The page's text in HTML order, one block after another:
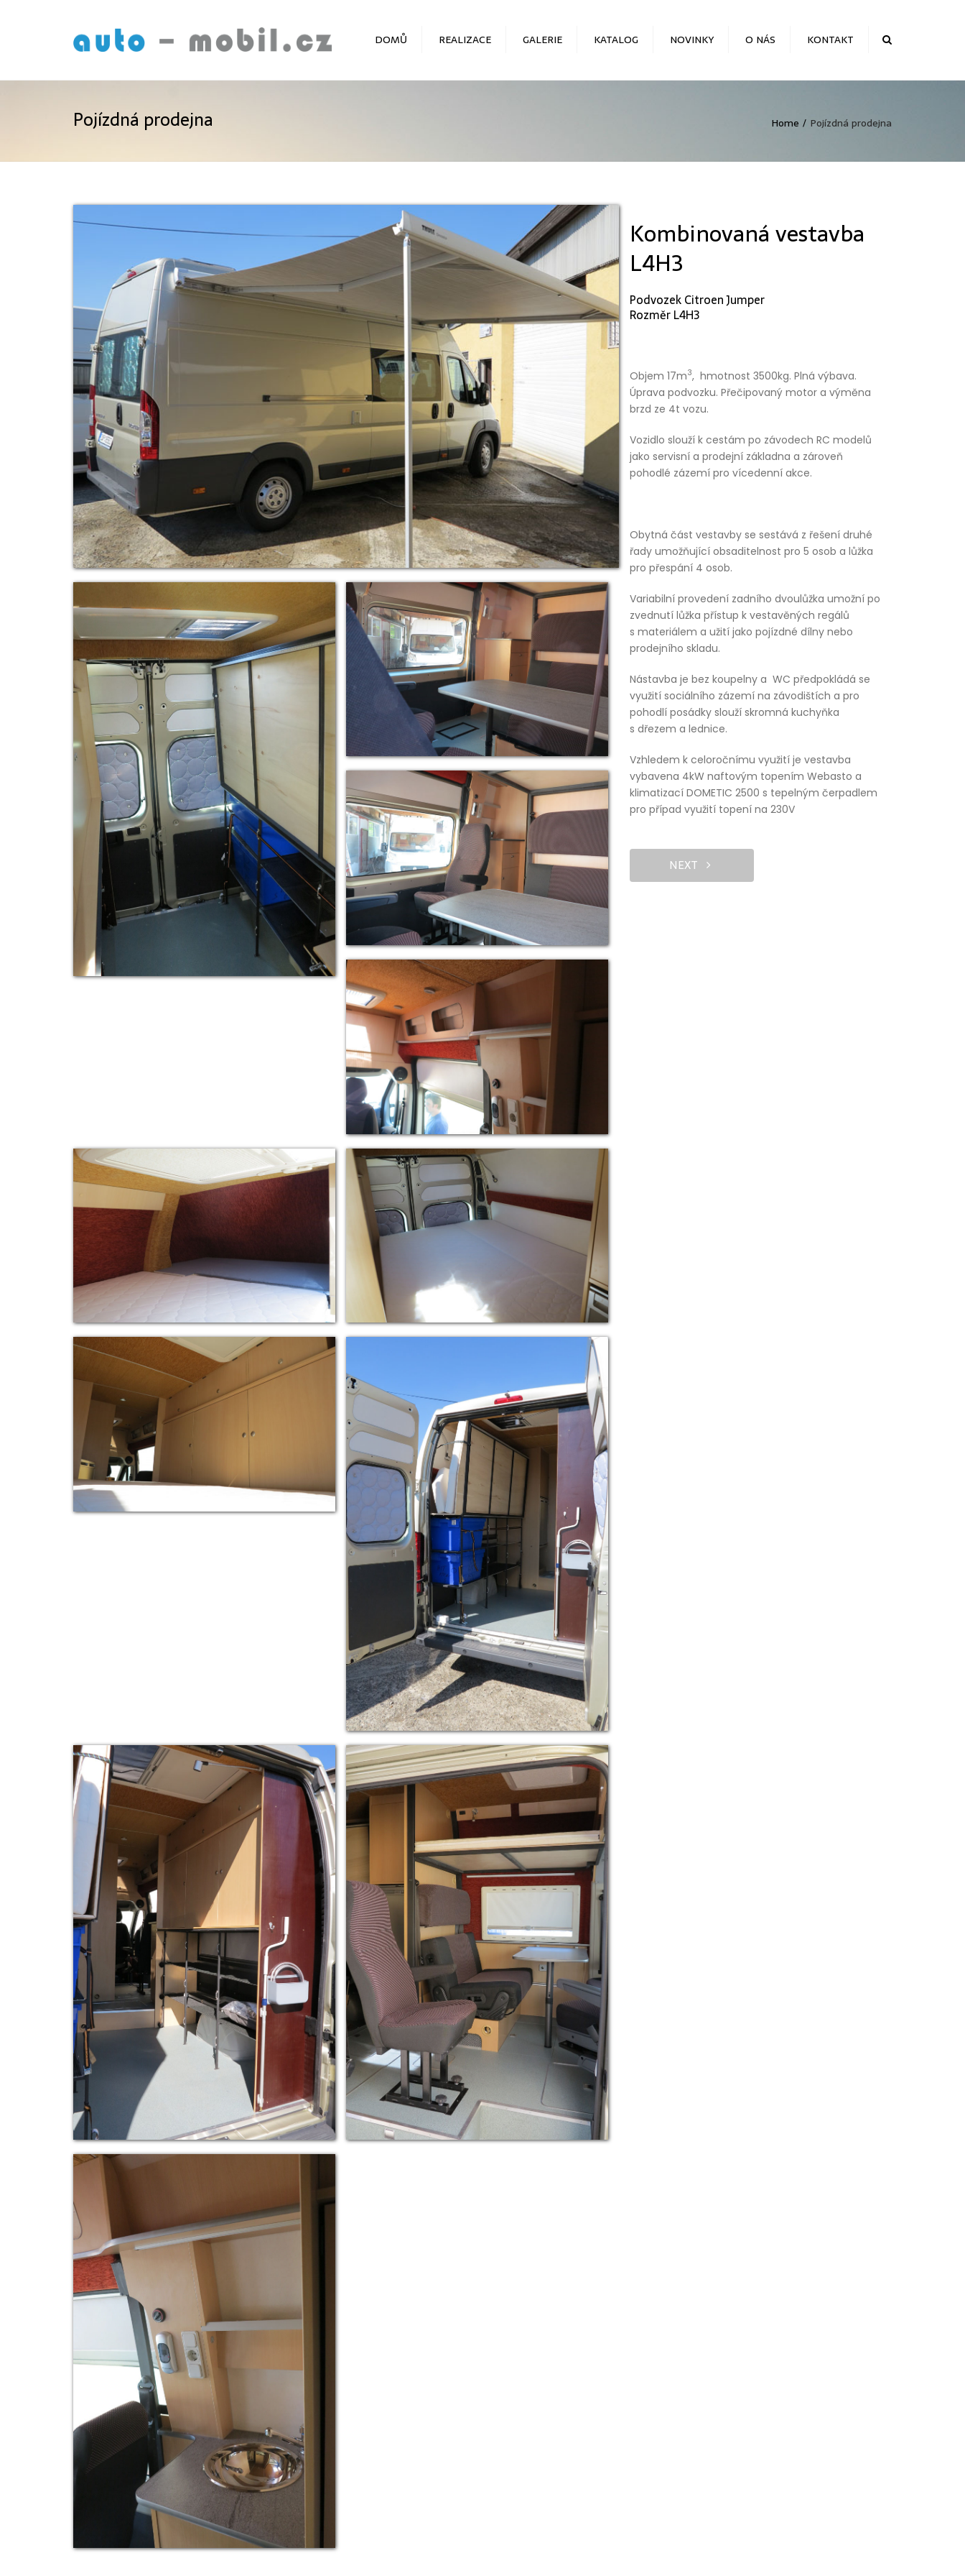
DOMŮ REALIZACE
VESTAVBA DO VOZU FIAT
PODÍVEJTE SE POD
POKLIČKU
VESTAVBA L3H2, RODINNÝ
PŘEDVÁDĚCÍ VOZIDLO 2013
VESTAVBA MB SPRINTER
POJÍZDNÁ PRODEJNA
VESTAVBA PRO MUSHING
IVECO
CITROEN JUMPER L4H3
CITROEN JUMPER L2H3 –
KOLA
FIAT DUCATO L3H2 –
TRANSPORT
GALERIE KATALOG NOVINKY O NÁS KONTAKT
Pojízdná prodejna Home Pojízdná prodejna
Kombinovaná vestavba
L4H3
Podvozek Citroen Jumper
Rozměr L4H3
Objem 17m3, hmotnost 3500kg. Plná výbava.
Úprava podvozku. Přečipovaný motor a výměna
brzd ze 4t vozu.
Vozidlo slouží k cestám po závodech RC modelů
jako servisní a prodejní základna a zároveň
pohodlé zázemí pro vícedenní akce.
Obytná část vestavby se sestává z řešení druhé
řady umožňující obsaditelnost pro 5 osob a lůžka
pro přespání 4 osob.
Variabilní provedení zadního dvoulůžka umožní po
zvednutí lůžka přístup k vestavěných regálů
s materiálem a užití jako pojízdné dílny nebo
prodejního skladu.
Nástavba je bez koupelny a WC předpokládá se
využití sociálního zázemí na závodištích a pro
pohodlí posádky slouží skromná kuchyňka
s dřezem a lednice.
Vzhledem k celoročnímu využití je vestavba
vybavena 4kW naftovým topením Webasto a
klimatizací DOMETIC 2500 s tepelným čerpadlem
pro případ využití topení na 230V
NEXT